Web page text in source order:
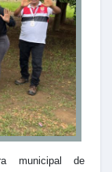
municipal de